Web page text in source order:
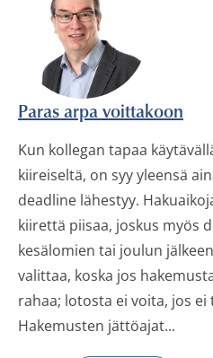
Paras arpa voittakoon
Kun kollegan tapaa
kiireiseltä, on syy yleensä
deadline lähestyy.
kiirettä piisaa, joskus myös
kesälomien tai joulun
valittaa, koska jos
rahaa; lotosta ei voita, jos ei
Hakemusten jättöajat...